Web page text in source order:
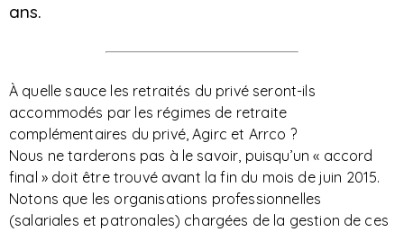
ans.
À quelle sauce les retraités du privé seront-ils
accommodés par les régimes de retraite
complémentaires du privé, Agirc et Arrco ?
Nous ne tarderons pas à le savoir, puisqu’un « accord
final » doit être trouvé avant la fin du mois de juin 2015.
Notons que les organisations professionnelles
(salariales et patronales) chargées de la gestion de ces